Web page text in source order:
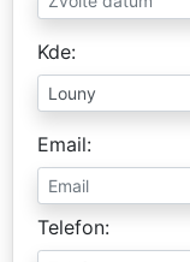
Kde
Email
Telefon